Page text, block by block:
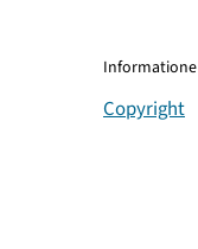
Copyright